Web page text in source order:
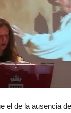
el de la ausencia